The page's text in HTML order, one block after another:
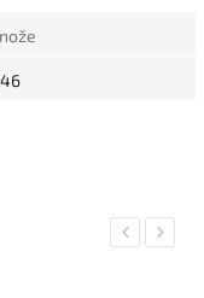
Previous
Next